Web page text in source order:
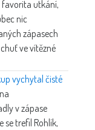
utkání,
nic
zápasech
ve vítězné
vychytal čisté
v zápase
se trefil Rohlík,